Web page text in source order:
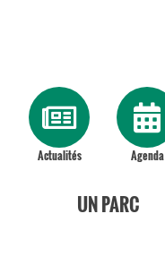
Actualités Agenda
UN PARC